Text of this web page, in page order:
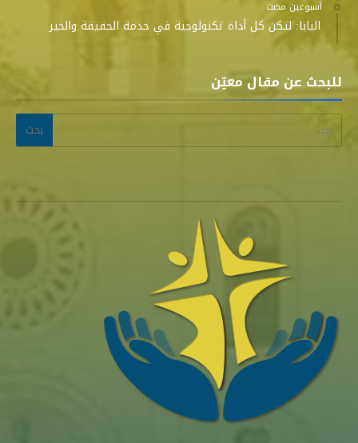
‫‫‫‏‫أسبوعين مضت‬
البابا: لتكن كل أداة تكنولوجية في خدمة الحقيقة والخير
للبحث عن مقال معيّن
البحث عن: